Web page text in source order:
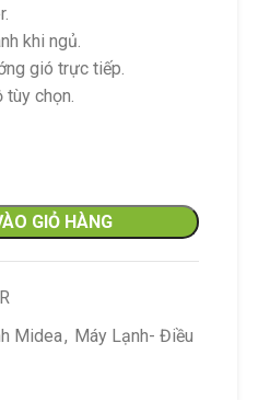
khi ngủ.
gió trực tiếp.
độ tùy chọn.
GIỎ HÀNG
Midea, Máy Lạnh- Điều